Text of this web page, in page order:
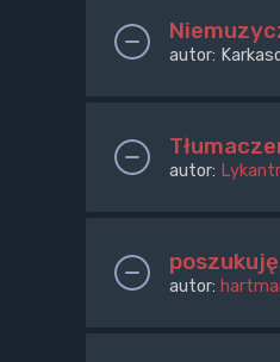
autor:
autor:
autor: